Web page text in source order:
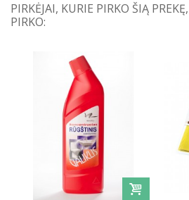
PIRKĖJAI, KURIE PIRKO ŠIĄ
PIRKO: